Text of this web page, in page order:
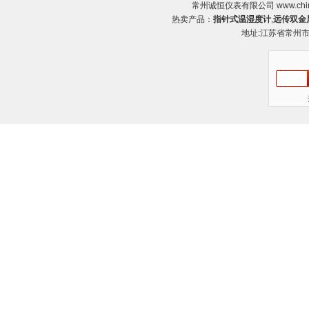
常州诚恒仪表有限公司
热卖产品：指针式温湿度计,远传双金
地址:江苏省常州